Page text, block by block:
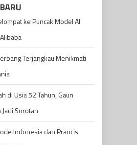
ke Puncak Model AI
Terjangkau Menikmati
di Usia 52 Tahun, Gaun
Sorotan
Indonesia dan Prancis